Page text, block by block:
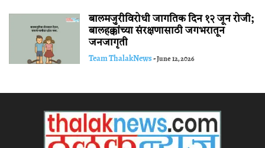
बालमजुरीविरोधी जागतिक दिन १२ जून रोजी;
बालहक्कांच्या संरक्षणासाठी जगभरातून
जनजागृती
Team ThalakNews-June 12, 2026